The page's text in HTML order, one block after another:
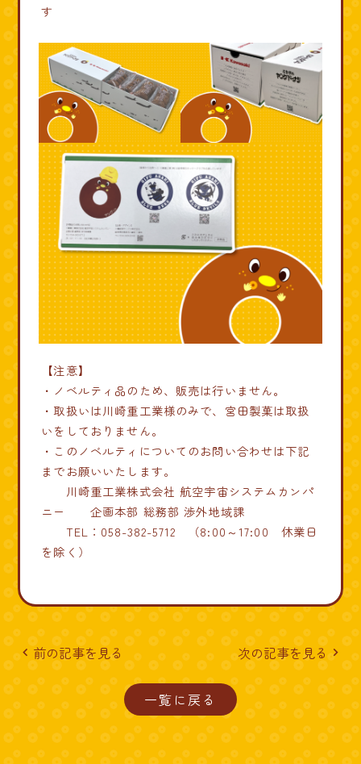
す
【注意】
・ノベルティ品のため、販売は行いません。
・取扱いは川崎重工業様のみで、宮田製菓は取扱
いをしておりません。
・このノベルティについてのお問い合わせは下記
までお願いいたします。
川崎重工業株式会社 航空宇宙システムカンパ
ニー 企画本部 総務部 渉外地域課
TEL：058-382-5712 （8:00～17:00 休業日
を除く）
navigate_before 前の記事を見る
一覧に戻る
次の記事を見る navigate_next